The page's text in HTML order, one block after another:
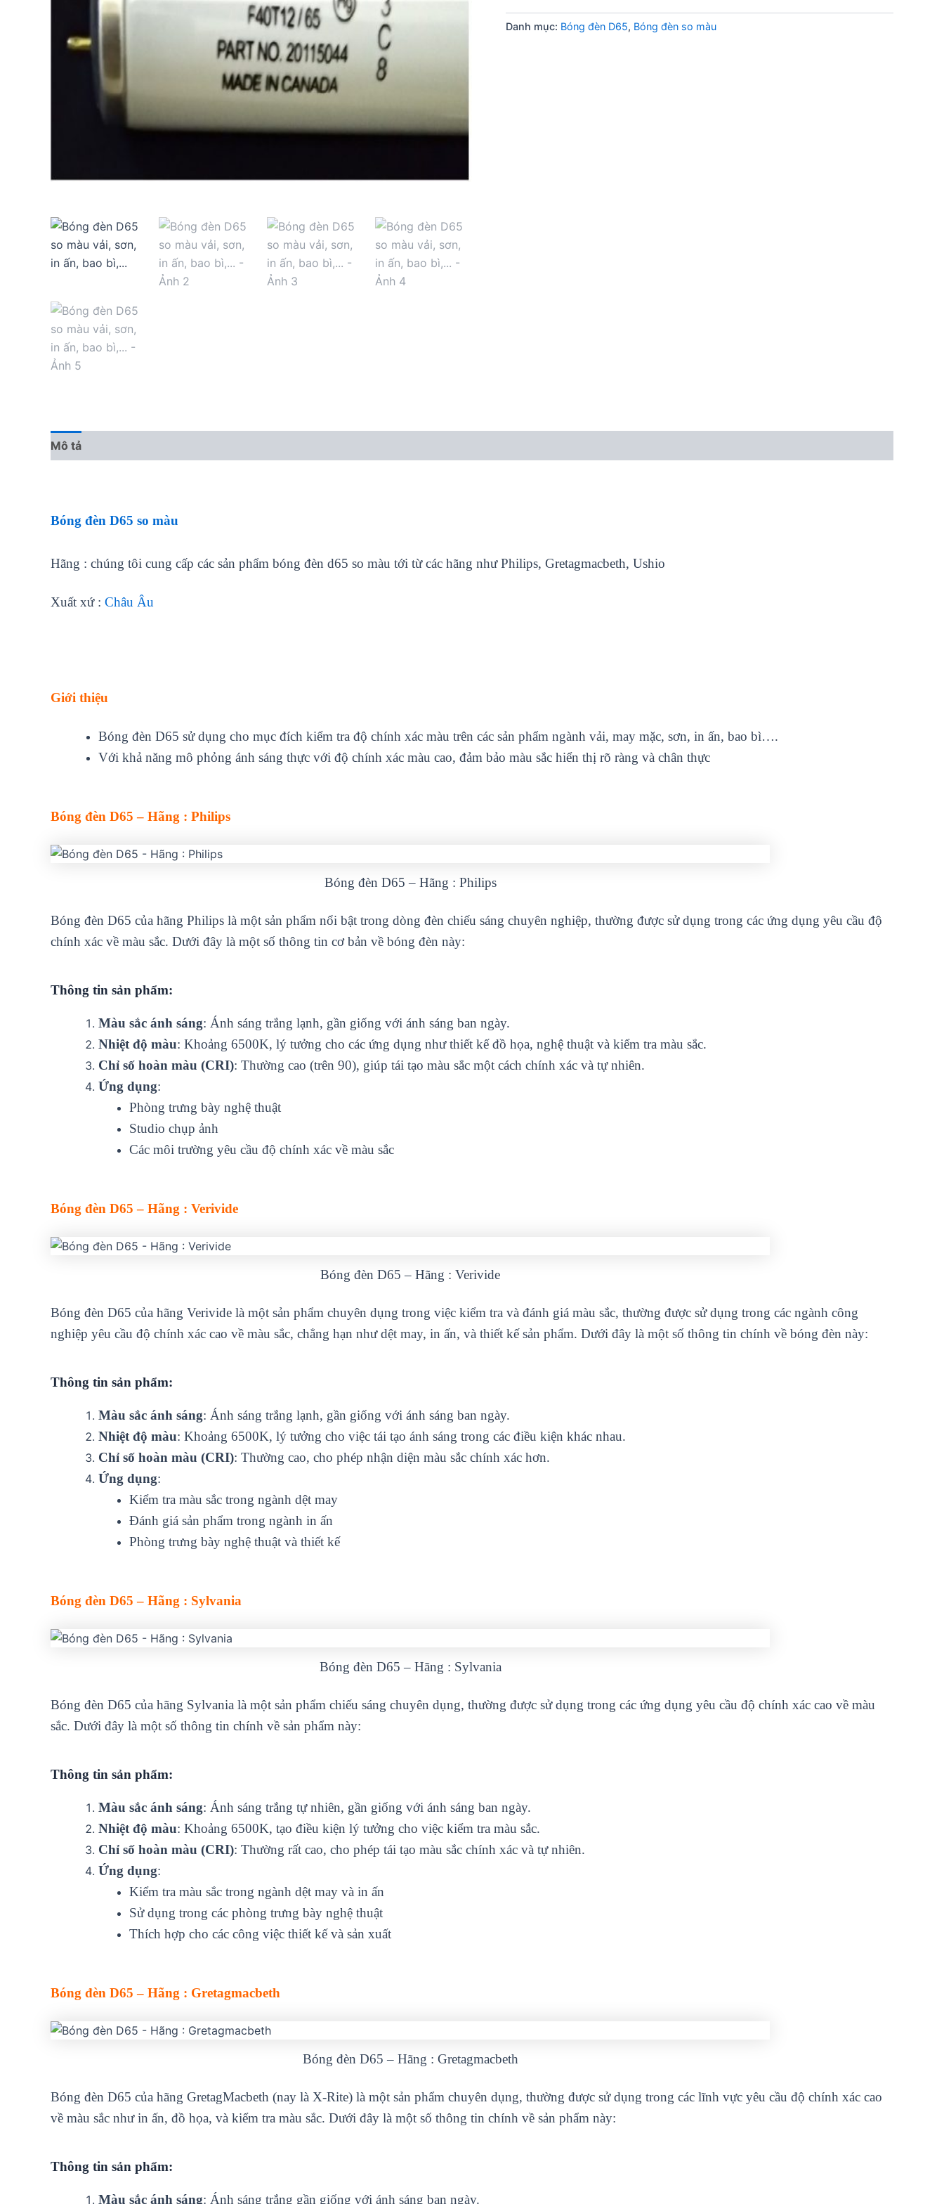
Danh mục: Bóng đèn D65, Bóng đèn so màu
Mô tả
Bóng đèn D65 so màu
Hãng : chúng tôi cung cấp các sản phẩm bóng đèn d65 so màu tới từ các hãng như Philips, Gretagmacbeth, Ushio
Xuất xứ : Châu Âu
Giới thiệu
Bóng đèn D65 sử dụng cho mục đích kiểm tra độ chính xác màu trên các sản phẩm ngành vải, may mặc, sơn, in ấn, bao bì….
Với khả năng mô phỏng ánh sáng thực với độ chính xác màu cao, đảm bảo màu sắc hiển thị rõ ràng và chân thực
Bóng đèn D65 – Hãng : Philips
Bóng đèn D65 – Hãng : Philips
Bóng đèn D65 của hãng Philips là một sản phẩm nổi bật trong dòng đèn chiếu sáng chuyên nghiệp, thường được sử dụng trong các ứng dụng yêu cầu độ
chính xác về màu sắc. Dưới đây là một số thông tin cơ bản về bóng đèn này:
Thông tin sản phẩm:
Màu sắc ánh sáng: Ánh sáng trắng lạnh, gần giống với ánh sáng ban ngày.
Nhiệt độ màu: Khoảng 6500K, lý tưởng cho các ứng dụng như thiết kế đồ họa, nghệ thuật và kiểm tra màu sắc.
Chỉ số hoàn màu (CRI): Thường cao (trên 90), giúp tái tạo màu sắc một cách chính xác và tự nhiên.
Ứng dụng:
Phòng trưng bày nghệ thuật
Studio chụp ảnh
Các môi trường yêu cầu độ chính xác về màu sắc
Bóng đèn D65 – Hãng : Verivide
Bóng đèn D65 – Hãng : Verivide
Bóng đèn D65 của hãng Verivide là một sản phẩm chuyên dụng trong việc kiểm tra và đánh giá màu sắc, thường được sử dụng trong các ngành công
nghiệp yêu cầu độ chính xác cao về màu sắc, chẳng hạn như dệt may, in ấn, và thiết kế sản phẩm. Dưới đây là một số thông tin chính về bóng đèn này:
Thông tin sản phẩm:
Màu sắc ánh sáng: Ánh sáng trắng lạnh, gần giống với ánh sáng ban ngày.
Nhiệt độ màu: Khoảng 6500K, lý tưởng cho việc tái tạo ánh sáng trong các điều kiện khác nhau.
Chỉ số hoàn màu (CRI): Thường cao, cho phép nhận diện màu sắc chính xác hơn.
Ứng dụng:
Kiểm tra màu sắc trong ngành dệt may
Đánh giá sản phẩm trong ngành in ấn
Phòng trưng bày nghệ thuật và thiết kế
Bóng đèn D65 – Hãng : Sylvania
Bóng đèn D65 – Hãng : Sylvania
Bóng đèn D65 của hãng Sylvania là một sản phẩm chiếu sáng chuyên dụng, thường được sử dụng trong các ứng dụng yêu cầu độ chính xác cao về màu
sắc. Dưới đây là một số thông tin chính về sản phẩm này:
Thông tin sản phẩm:
Màu sắc ánh sáng: Ánh sáng trắng tự nhiên, gần giống với ánh sáng ban ngày.
Nhiệt độ màu: Khoảng 6500K, tạo điều kiện lý tưởng cho việc kiểm tra màu sắc.
Chỉ số hoàn màu (CRI): Thường rất cao, cho phép tái tạo màu sắc chính xác và tự nhiên.
Ứng dụng:
Kiểm tra màu sắc trong ngành dệt may và in ấn
Sử dụng trong các phòng trưng bày nghệ thuật
Thích hợp cho các công việc thiết kế và sản xuất
Bóng đèn D65 – Hãng : Gretagmacbeth
Bóng đèn D65 – Hãng : Gretagmacbeth
Bóng đèn D65 của hãng GretagMacbeth (nay là X-Rite) là một sản phẩm chuyên dụng, thường được sử dụng trong các lĩnh vực yêu cầu độ chính xác cao
về màu sắc như in ấn, đồ họa, và kiểm tra màu sắc. Dưới đây là một số thông tin chính về sản phẩm này:
Thông tin sản phẩm:
Màu sắc ánh sáng: Ánh sáng trắng gần giống với ánh sáng ban ngày.